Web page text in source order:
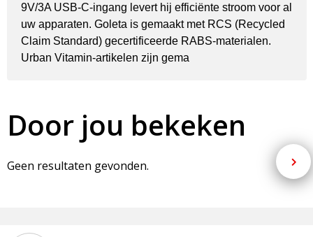
9V/3A USB-C-ingang levert hij efficiënte stroom voor al
uw apparaten. Goleta is gemaakt met RCS (Recycled
Claim Standard) gecertificeerde RABS-materialen.
Urban Vitamin-artikelen zijn gema
Door jou bekeken
Geen resultaten gevonden.